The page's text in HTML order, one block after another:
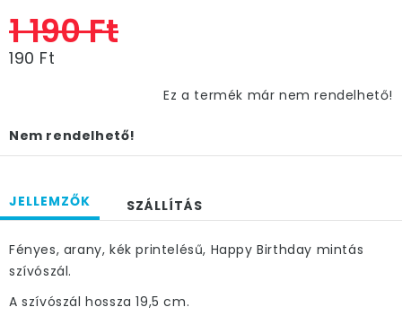
1 190 Ft
190 Ft
Ez a termék már nem rendelhető!
Nem rendelhető!
JELLEMZŐK SZÁLLÍTÁS
Fényes, arany, kék printelésű, Happy Birthday mintás
szívószál.
A szívószál hossza 19,5 cm.